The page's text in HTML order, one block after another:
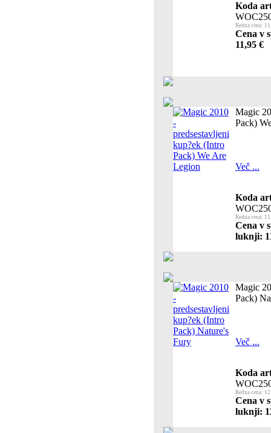
Koda
Redna cena:
Cena v
11,95 €
Magic
Pack)
Več ...
Koda
Redna cena:
Cena v
luknji:
Magic
Pack)
Več ...
Koda
Redna cena:
Cena v
luknji: